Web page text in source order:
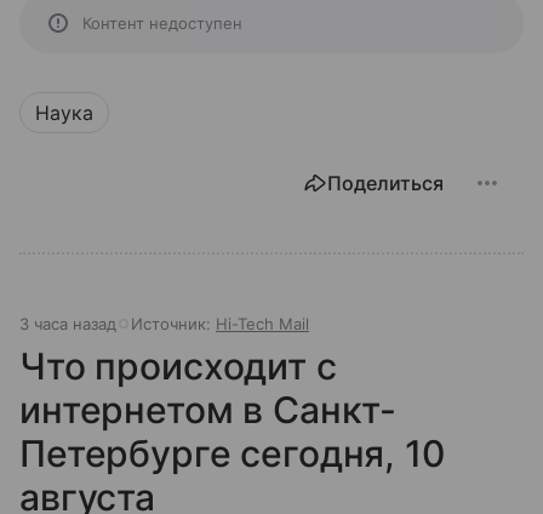
Контент недоступен
Наука
Поделиться
3 часа назад Источник: Hi-Tech Mail
Что происходит с
интернетом в Санкт-
Петербурге сегодня, 10
августа